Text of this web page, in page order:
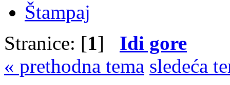
Štampaj
Stranice: [1] Idi gore
« prethodna tema sledeća